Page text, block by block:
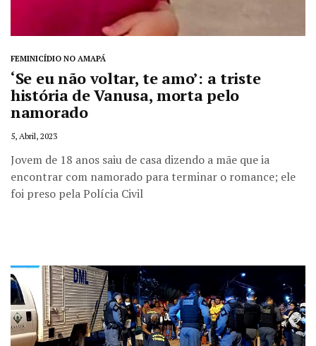
FEMINICÍDIO NO AMAPÁ
‘Se eu não voltar, te amo’: a triste
história de Vanusa, morta pelo
namorado
5, Abril, 2023
Jovem de 18 anos saiu de casa dizendo a mãe que ia
encontrar com namorado para terminar o romance; ele
foi preso pela Polícia Civil